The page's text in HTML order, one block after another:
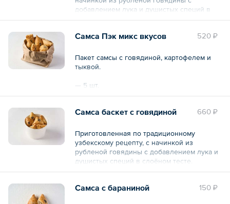
добавлением лука и душистых специй в
слоёном тесте.
— 5 шт.
Общий вес – 350 г
520 ₽
Самса Пэк микс вкусов
Пакет самсы с говядиной, картофелем и
тыквой.
— 5 шт.
660 ₽
Самса баскет с говядиной
Приготовленная по традиционному
узбекскому рецепту, с начинкой из
рубленой говядины с добавлением лука и
душистых специй в слоёном тесте.
150 ₽
Самса с бараниной